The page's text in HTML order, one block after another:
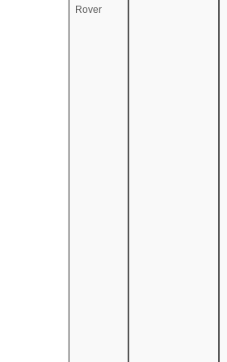
Rover